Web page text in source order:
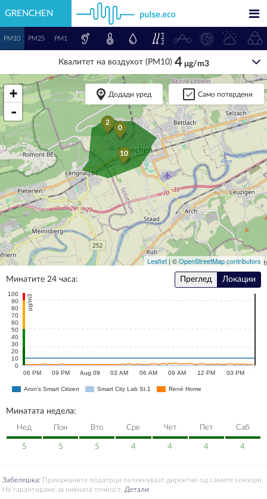
GRENCHEN
10
0
2
+
-
Додади уред Само потврдени
Leaflet | ©OpenStreetMap contributors
PM10 PM25 PM1
Квалитет на воздухот (PM10) 4μg/m3
Минатите 24 часа: Преглед Локации
06 PM 09 PM Aug 09 03 AM 06 AM 09 AM 12 PM 03 PM
0
10
20
30
40
50
60
70
80
90
100 μg/m3
Aron's Smart Citizen Smart City Lab St.1 René Home
Минатата недела:
Нед Пон Вто Сре Чет Пет Саб
5 5 5 4 4 4 4
Забелешка: Прикажаните податоци потекнуваат директно од самите сензори.
Не гарантираме за нивната точност. Детали